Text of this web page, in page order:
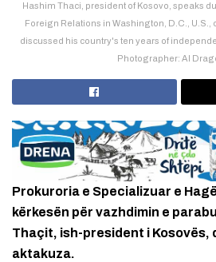
Hashim Thaci, president of Kosovo, speaks
Foreign Relations in Washington, D.C., U.S.,
discussed his country's ten years of
Photographer: Al
Prokuroria e Specializuar e
kërkesën për vazhdimin e
Thaçit, ish-president i Kosovës,
aktakuza.